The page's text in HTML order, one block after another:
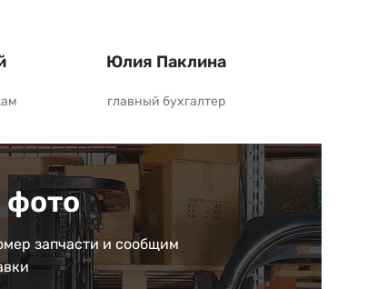
Юлия Паклина
главный бухгалтер
фото
запчасти и сообщим